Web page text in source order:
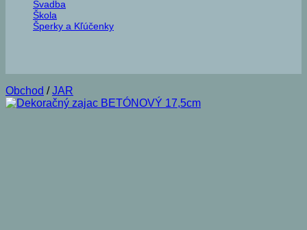
Svadba
Škola
Šperky a Kľúčenky
Obchod / JAR